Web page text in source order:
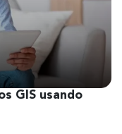
GIS usando